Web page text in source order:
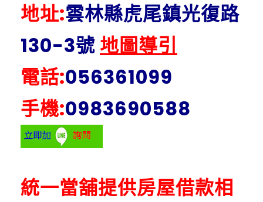
地址:雲林縣虎尾鎮光復路
130-3號 地圖導引
電話:056361099
手機:0983690588
統一當舖提供房屋借款相